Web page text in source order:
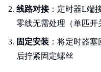
线路对接：定时器L端
零线无需处理（单匹开
固定安装 ：将定时器
后拧紧固定螺丝